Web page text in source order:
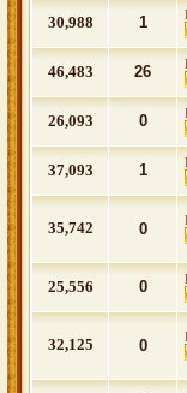
1
30,988
26
46,483
0
26,093
1
37,093
0
35,742
0
25,556
0
32,125